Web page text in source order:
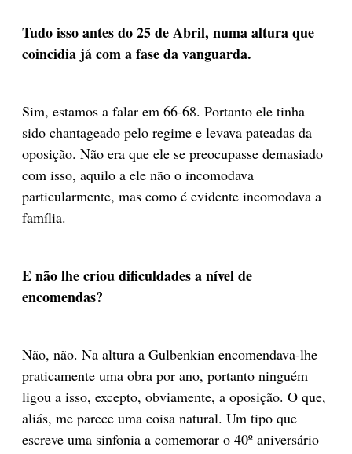
Tudo isso antes do 25 de Abril, numa altura que
coincidia já com a fase da vanguarda.
Sim, estamos a falar em 66-68. Portanto ele tinha
sido chantageado pelo regime e levava pateadas da
oposição. Não era que ele se preocupasse demasiado
com isso, aquilo a ele não o incomodava
particularmente, mas como é evidente incomodava a
família.
E não lhe criou dificuldades a nível de
encomendas?
Não, não. Na altura a Gulbenkian encomendava-lhe
praticamente uma obra por ano, portanto ninguém
ligou a isso, excepto, obviamente, a oposição. O que,
aliás, me parece uma coisa natural. Um tipo que
escreve uma sinfonia a comemorar o 40º aniversário